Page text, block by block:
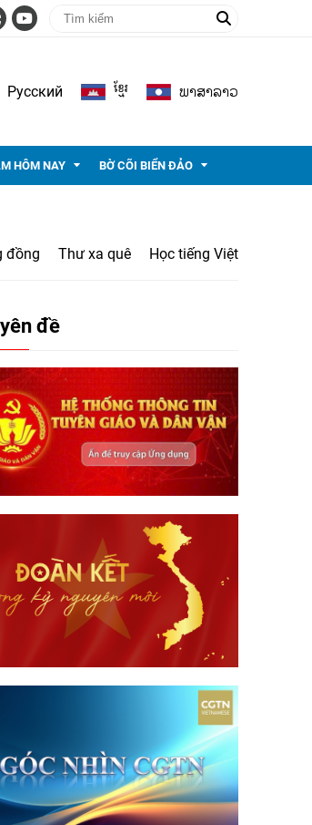
Pусский ខ្មែរ ພາ​ສາ​ລາວ
HÔM NAY BỜ CÕI BIỂN ĐẢO
đồng Thư xa quê Học tiếng Việt
đề